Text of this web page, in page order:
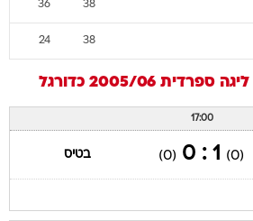
38
36
38
24
ליגה ספרדית 2005/06 כדורגל
17:00
(0)
1 : 0
(0) בטיס